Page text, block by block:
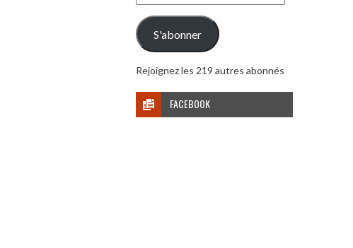
e-
mail
S'abonner
Rejoignez les 219 autres abonnés
FACEBOOK